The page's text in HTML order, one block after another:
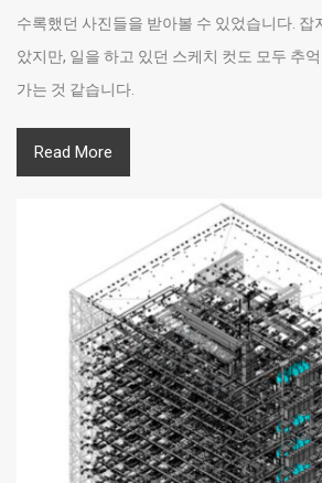
수록했던 사진들을 받아볼 수 있었습니다. 잡
았지만, 일을 하고 있던 스케치 컷도 모두 추
가는 것 같습니다.
Read More